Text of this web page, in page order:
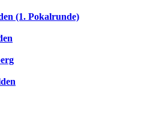
(1. Pokalrunde)